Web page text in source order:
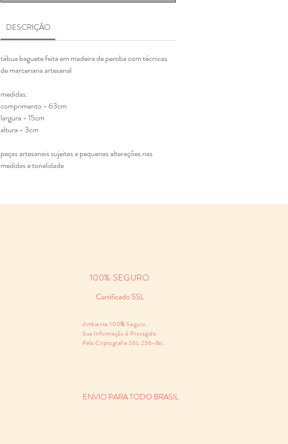
DESCRIÇÃO
tábua baguete feita em madeira de peroba com técnicas
de marcenaria artesanal
medidas:
comprimento - 63cm
largura - 15cm
altura - 3cm
peças artesanais sujeitas a pequenas alterações nas
medidas e tonalidade
100% SEGURO
Certificado SSL
Ambiente 100% Seguro.
Sua Informação é Protegida
Pela Criptografia SSL 256-Bit.
ENVIO PARA TODO BRASIL